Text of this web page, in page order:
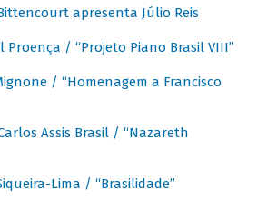
apresenta Júlio Reis
Proença / “Projeto Piano Brasil VIII”
/ “Homenagem a Francisco
Assis Brasil / “Nazareth
Lima / “Brasilidade”